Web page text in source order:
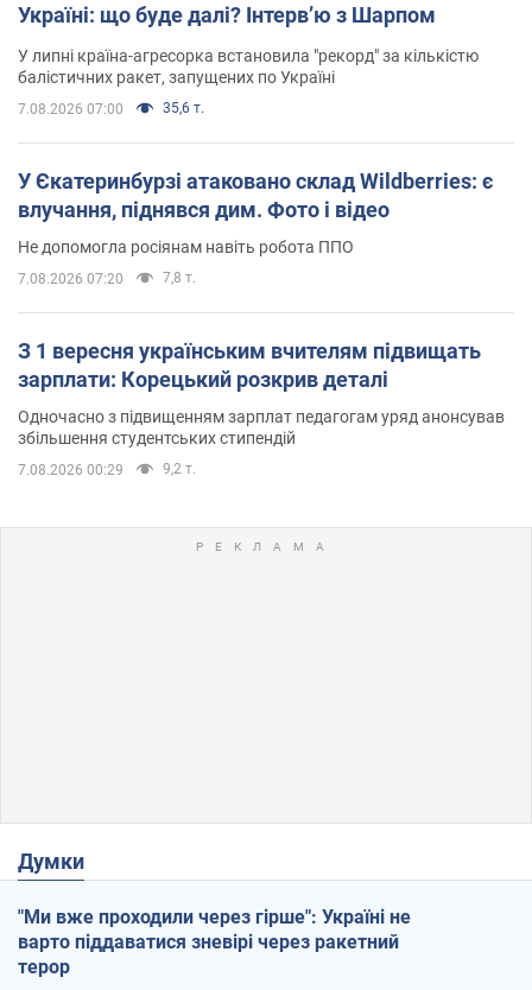
Україні: що буде далі? Інтерв’ю з Шарпом
У липні країна-агресорка встановила "рекорд" за кількістю
балістичних ракет, запущених по Україні
7.08.2026 07:00 35,6 т.
У Єкатеринбурзі атаковано склад Wildberries: є
влучання, піднявся дим. Фото і відео
Не допомогла росіянам навіть робота ППО
7.08.2026 07:20 7,8 т.
З 1 вересня українським вчителям підвищать
зарплати: Корецький розкрив деталі
Одночасно з підвищенням зарплат педагогам уряд анонсував
збільшення студентських стипендій
7.08.2026 00:29 9,2 т.
Думки
"Ми вже проходили через гірше": Україні не
варто піддаватися зневірі через ракетний
терор